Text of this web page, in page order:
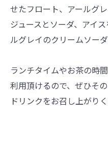
せたフロート、アールグ
ジュースとソーダ、アイ
ルグレイのクリームソー
ランチタイムやお茶の時
利用頂けるので、ぜひそ
ドリンクをお召し上がり